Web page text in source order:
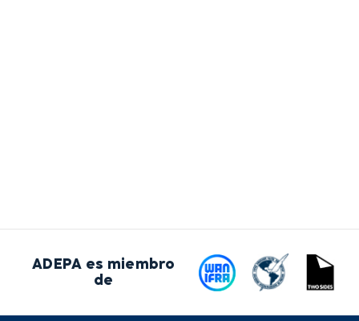
ADEPA es miembro
de